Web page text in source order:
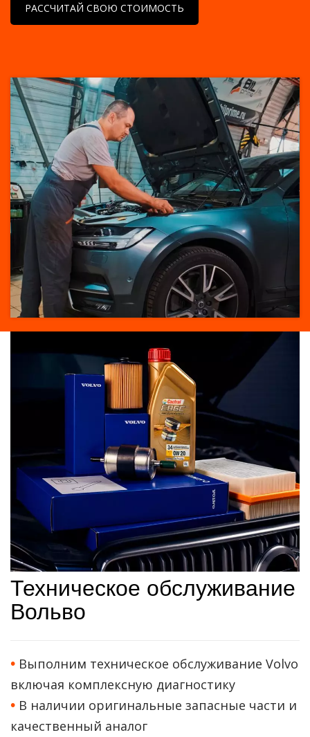
РАССЧИТАЙ СВОЮ СТОИМОСТЬ
Техническое обслуживание
Вольво
• Выполним техническое обслуживание Volvo
включая комплексную диагностику
• В наличии оригинальные запасные части и
качественный аналог